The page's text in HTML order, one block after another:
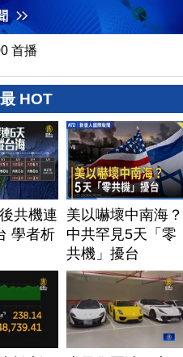
首播
HOT
共機連
學者析
美以嚇壞中南海？
中共罕見5天「零
共機」擾台